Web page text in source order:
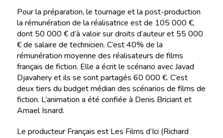
Pour la préparation, le tournage et la post-production
la rémunération de la réalisatrice est de 105 000 €,
dont 50 000 € d’à valoir sur droits d’auteur et 55 000
€ de salaire de technicien. C’est 40% de la
rémunération moyenne des réalisateurs de films
français de fiction. Elle a écrit le scénario avec Javad
Djavahery et ils se sont partagés 60 000 €. C’est
deux tiers du budget médian des scénarios de films de
fiction. L’animation a été confiée à Denis Briciant et
Amael Isnard.
Le producteur Français est Les Films d’Ici (Richard